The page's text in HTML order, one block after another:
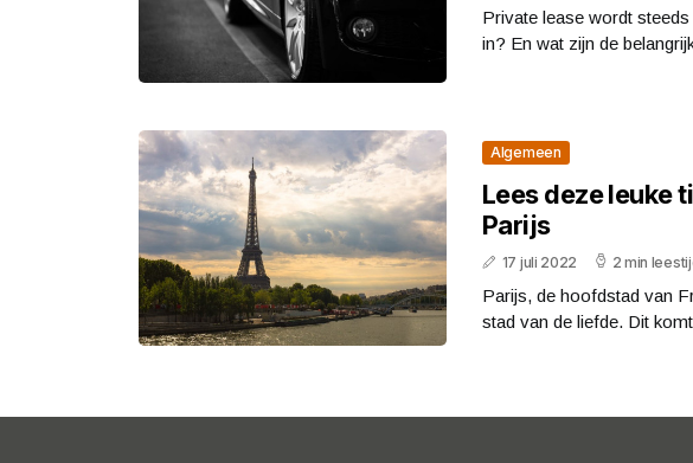
Private lease wordt
in? En wat zijn de
Algemeen
Lees deze leuke
Parijs
17 juli 2022 2 min
Parijs, de hoofdstad van
stad van de liefde. Dit